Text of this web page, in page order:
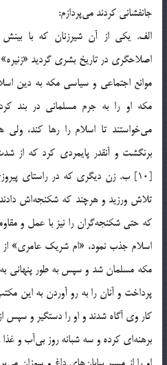
جانفشانی کردند می‌پردازم:
الف. یکی از آن شیرزنان که با
اصلاحگری در تاریخ بشری گردید
موانع اجتماعی و سیاسی مکه به دین
مکه او را به جرم مسلمانی در بند
می‌خواستند تا اسلام را رها کند،
برنگشت و آنقدر پایمردی کرد که از
[10] ب. زن دیگری که در راستای
تلاش ورزید و هرچند که شکنجه‌اش
که حتی شکنجه‌گران را نیز با عمل و
اسلام جذب نمود، «ام شریک عامری» از
مکه مسلمان شد و سپس به طور پنهانی به
پرداخت و آنان را به رو آوردن به این
کار وی آگاه شدند و او را دستگیر و سپس از
برهنه‌ای کرده و سه شبانه روز بی‌آب و